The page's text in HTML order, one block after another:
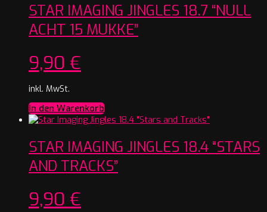
STAR IMAGING JINGLES 18.7 “NULL
ACHT 15 MUKKE”
9,90 €
inkl. MwSt.
In den Warenkorb
STAR IMAGING JINGLES 18.4 “STARS
AND TRACKS”
9,90 €